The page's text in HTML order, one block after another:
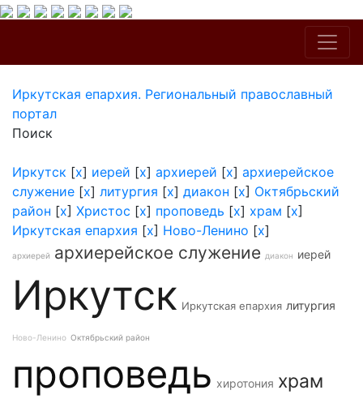
Иркутская епархия. Региональный православный
портал
Поиск
Иркутск [x] иерей [x] архиерей [x] архиерейское
служение [x] литургия [x] диакон [x] Октябрьский
район [x] Христос [x] проповедь [x] храм [x]
Иркутская епархия [x] Ново-Ленино [x]
архиерей архиерейское служение диакон иерей
Иркутск Иркутская епархия литургия
Ново-Ленино Октябрьский район
проповедь хиротония храм